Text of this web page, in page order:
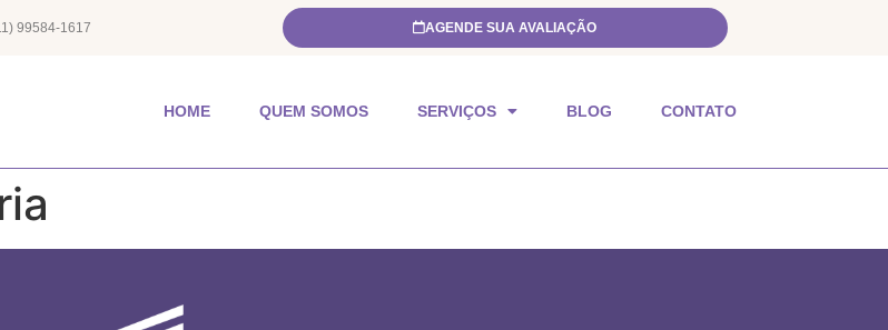
99584-1617 AGENDE SUA AVALIAÇÃO
HOME QUEM SOMOS SERVIÇOS BLOG CONTATO